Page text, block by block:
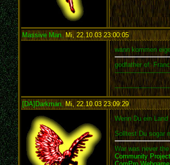
Massive Man, Mi, 22.10.03 23:00:05:
wann kommen
godfather of:
[DA]Darkman, Mi, 22.10.03 23:09:29:
Wenn Du ein
Solltest Du sogar
War was never
Community Project